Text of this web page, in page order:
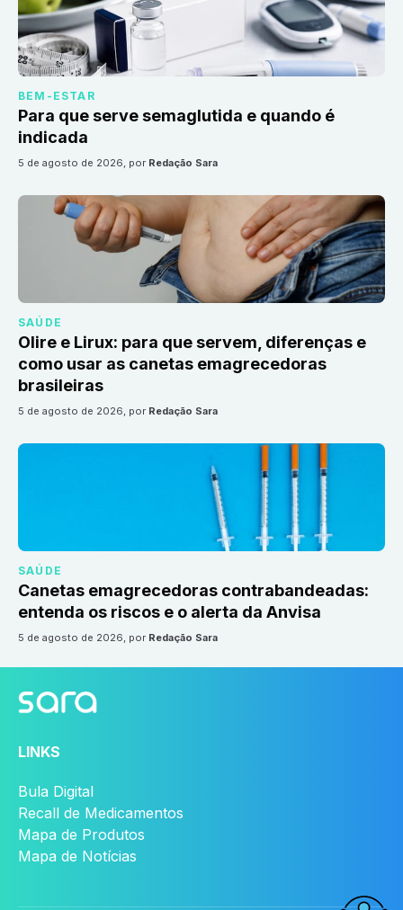
BEM-ESTAR
Para que serve semaglutida e quando é
indicada
5 de agosto de 2026, por Redação Sara
SAÚDE
Olire e Lirux: para que servem, diferenças e
como usar as canetas emagrecedoras
brasileiras
5 de agosto de 2026, por Redação Sara
SAÚDE
Canetas emagrecedoras contrabandeadas:
entenda os riscos e o alerta da Anvisa
5 de agosto de 2026, por Redação Sara
LINKS
Bula Digital
Recall de Medicamentos
Mapa de Produtos
Mapa de Notícias